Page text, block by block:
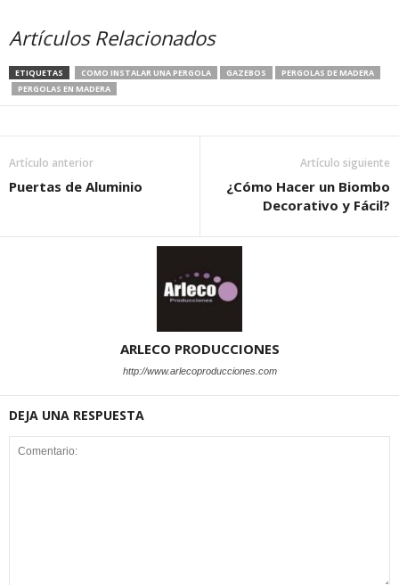
Artículos Relacionados
ETIQUETAS COMO INSTALAR UNA PERGOLA GAZEBOS
PERGOLAS DE MADERA
PERGOLAS EN MADERA
Artículo anterior
Puertas de Aluminio
Artículo siguiente
¿Cómo Hacer un Biombo
Decorativo y Fácil?
ARLECO PRODUCCIONES
http://www.arlecoproducciones.com
DEJA UNA RESPUESTA